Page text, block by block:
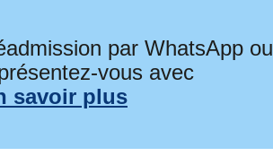
par WhatsApp ou
vous avec
savoir plus